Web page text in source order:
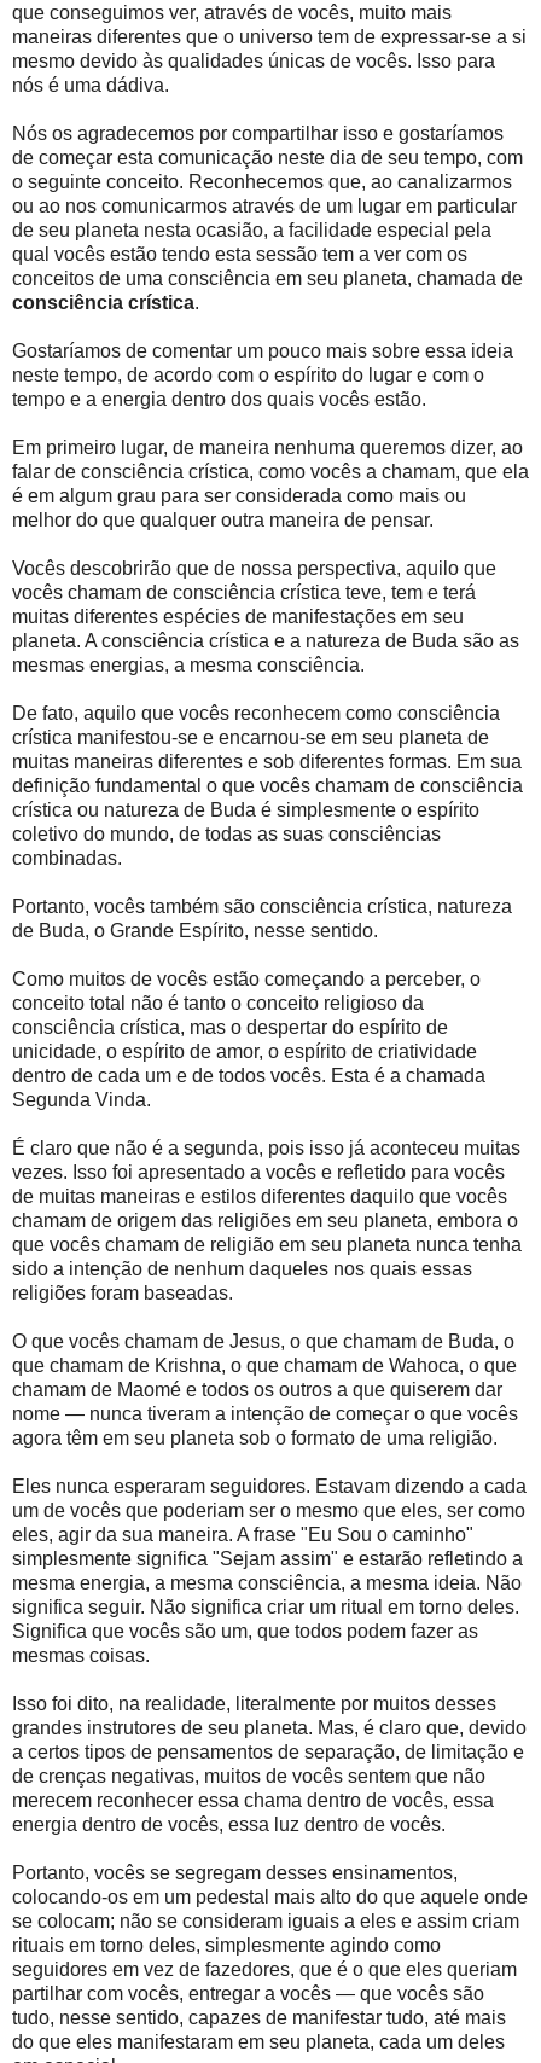
que conseguimos ver, através de vocês, muito mais
maneiras diferentes que o universo tem de expressar-se a si
mesmo devido às qualidades únicas de vocês. Isso para
nós é uma dádiva.
Nós os agradecemos por compartilhar isso e gostaríamos
de começar esta comunicação neste dia de seu tempo, com
o seguinte conceito. Reconhecemos que, ao canalizarmos
ou ao nos comunicarmos através de um lugar em particular
de seu planeta nesta ocasião, a facilidade especial pela
qual vocês estão tendo esta sessão tem a ver com os
conceitos de uma consciência em seu planeta, chamada de
consciência crística.
Gostaríamos de comentar um pouco mais sobre essa ideia
neste tempo, de acordo com o espírito do lugar e com o
tempo e a energia dentro dos quais vocês estão.
Em primeiro lugar, de maneira nenhuma queremos dizer, ao
falar de consciência crística, como vocês a chamam, que ela
é em algum grau para ser considerada como mais ou
melhor do que qualquer outra maneira de pensar.
Vocês descobrirão que de nossa perspectiva, aquilo que
vocês chamam de consciência crística teve, tem e terá
muitas diferentes espécies de manifestações em seu
planeta. A consciência crística e a natureza de Buda são as
mesmas energias, a mesma consciência.
De fato, aquilo que vocês reconhecem como consciência
crística manifestou-se e encarnou-se em seu planeta de
muitas maneiras diferentes e sob diferentes formas. Em sua
definição fundamental o que vocês chamam de consciência
crística ou natureza de Buda é simplesmente o espírito
coletivo do mundo, de todas as suas consciências
combinadas.
Portanto, vocês também são consciência crística, natureza
de Buda, o Grande Espírito, nesse sentido.
Como muitos de vocês estão começando a perceber, o
conceito total não é tanto o conceito religioso da
consciência crística, mas o despertar do espírito de
unicidade, o espírito de amor, o espírito de criatividade
dentro de cada um e de todos vocês. Esta é a chamada
Segunda Vinda.
É claro que não é a segunda, pois isso já aconteceu muitas
vezes. Isso foi apresentado a vocês e refletido para vocês
de muitas maneiras e estilos diferentes daquilo que vocês
chamam de origem das religiões em seu planeta, embora o
que vocês chamam de religião em seu planeta nunca tenha
sido a intenção de nenhum daqueles nos quais essas
religiões foram baseadas.
O que vocês chamam de Jesus, o que chamam de Buda, o
que chamam de Krishna, o que chamam de Wahoca, o que
chamam de Maomé e todos os outros a que quiserem dar
nome — nunca tiveram a intenção de começar o que vocês
agora têm em seu planeta sob o formato de uma religião.
Eles nunca esperaram seguidores. Estavam dizendo a cada
um de vocês que poderiam ser o mesmo que eles, ser como
eles, agir da sua maneira. A frase "Eu Sou o caminho"
simplesmente significa "Sejam assim" e estarão refletindo a
mesma energia, a mesma consciência, a mesma ideia. Não
significa seguir. Não significa criar um ritual em torno deles.
Significa que vocês são um, que todos podem fazer as
mesmas coisas.
Isso foi dito, na realidade, literalmente por muitos desses
grandes instrutores de seu planeta. Mas, é claro que, devido
a certos tipos de pensamentos de separação, de limitação e
de crenças negativas, muitos de vocês sentem que não
merecem reconhecer essa chama dentro de vocês, essa
energia dentro de vocês, essa luz dentro de vocês.
Portanto, vocês se segregam desses ensinamentos,
colocando-os em um pedestal mais alto do que aquele onde
se colocam; não se consideram iguais a eles e assim criam
rituais em torno deles, simplesmente agindo como
seguidores em vez de fazedores, que é o que eles queriam
partilhar com vocês, entregar a vocês — que vocês são
tudo, nesse sentido, capazes de manifestar tudo, até mais
do que eles manifestaram em seu planeta, cada um deles